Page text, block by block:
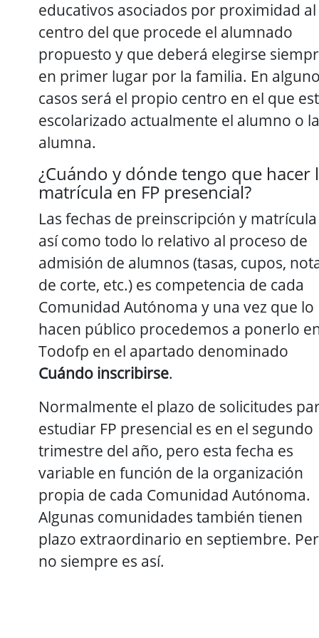
educativos asociados por proximidad al
centro del que procede el alumnado
propuesto y que deberá elegirse
en primer lugar por la familia. En
casos será el propio centro en el que
escolarizado actualmente el alumno o la
alumna.
¿Cuándo y dónde tengo que hacer
matrícula en FP presencial?
Las fechas de preinscripción y matrícula
así como todo lo relativo al proceso de
admisión de alumnos (tasas, cupos,
de corte, etc.) es competencia de cada
Comunidad Autónoma y una vez que lo
hacen público procedemos a ponerlo
Todofp en el apartado denominado
Cuándo inscribirse.
Normalmente el plazo de solicitudes
estudiar FP presencial es en el segundo
trimestre del año, pero esta fecha es
variable en función de la organización
propia de cada Comunidad Autónoma.
Algunas comunidades también tienen
plazo extraordinario en septiembre.
no siempre es así.